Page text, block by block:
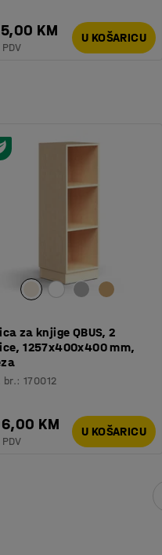
KM U KOŠARICU
za knjige QBUS, 2
1257x400x400 mm,
br.:170012
KM U KOŠARICU